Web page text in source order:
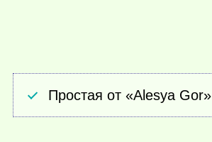
Простая от «Alesya Gor»